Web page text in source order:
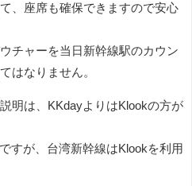
、座席も確保できますので安心
チャーを当日新幹線駅のカウン
はなりません。
明は、KKdayよりはKlookの方が
すが、台湾新幹線はKlookを利用